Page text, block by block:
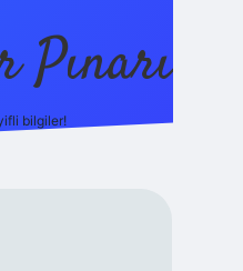
bilgiler!